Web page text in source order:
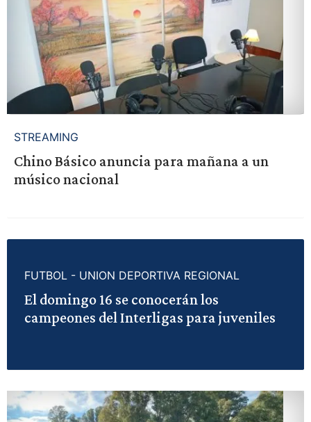
STREAMING
Chino Básico anuncia para mañana a un
músico nacional
FUTBOL - UNION DEPORTIVA REGIONAL
El domingo 16 se conocerán los
campeones del Interligas para juveniles